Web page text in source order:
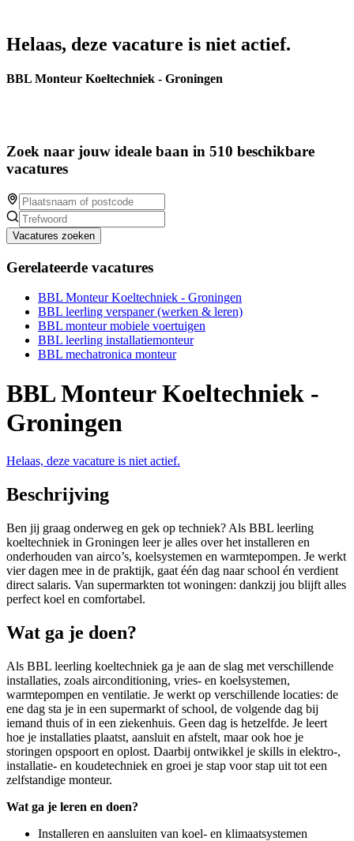
Helaas, deze vacature is niet actief.
BBL Monteur Koeltechniek - Groningen
Zoek naar jouw ideale baan in 510 beschikbare
vacatures
Vacatures zoeken
Gerelateerde vacatures
BBL Monteur Koeltechniek - Groningen
BBL leerling verspaner (werken & leren)
BBL monteur mobiele voertuigen
BBL leerling installatiemonteur
BBL mechatronica monteur
BBL Monteur Koeltechniek -
Groningen
Helaas, deze vacature is niet actief.
Beschrijving
Ben jij graag onderweg en gek op techniek? Als BBL leerling
koeltechniek in Groningen leer je alles over het installeren en
onderhouden van airco’s, koelsystemen en warmtepompen. Je werkt
vier dagen mee in de praktijk, gaat één dag naar school én verdient
direct salaris. Van supermarkten tot woningen: dankzij jou blijft alles
perfect koel en comfortabel.
Wat ga je doen?
Als BBL leerling koeltechniek ga je aan de slag met verschillende
installaties, zoals airconditioning, vries- en koelsystemen,
warmtepompen en ventilatie. Je werkt op verschillende locaties: de
ene dag sta je in een supermarkt of school, de volgende dag bij
iemand thuis of in een ziekenhuis. Geen dag is hetzelfde. Je leert
hoe je installaties plaatst, aansluit en afstelt, maar ook hoe je
storingen opspoort en oplost. Daarbij ontwikkel je skills in elektro-,
installatie- en koudetechniek en groei je stap voor stap uit tot een
zelfstandige monteur.
Wat ga je leren en doen?
Installeren en aansluiten van koel- en klimaatsystemen